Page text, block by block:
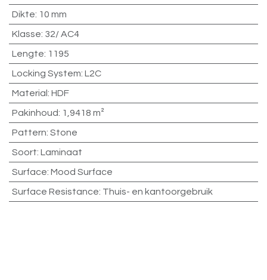
Dikte: 10 mm
Klasse: 32/ AC4
Lengte: 1195
Locking System: L2C
Material: HDF
Pakinhoud: 1,9418 m²
Pattern: Stone
Soort: Laminaat
Surface: Mood Surface
Surface Resistance: Thuis- en kantoorgebruik